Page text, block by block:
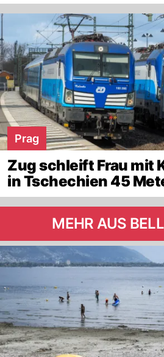
Prag
Zug schleift Frau mit
in Tschechien 45
MEHR AUS